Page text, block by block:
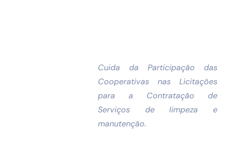
Cuida da Participação das
Cooperativas nas Licitações
para a Contratação de
Serviços de limpeza e
manutenção.